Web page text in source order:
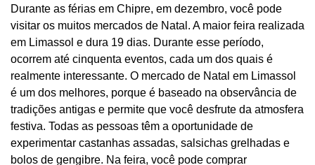
Durante as férias em Chipre, em dezembro, você pode
visitar os muitos mercados de Natal. A maior feira realizada
em Limassol e dura 19 dias. Durante esse período,
ocorrem até cinquenta eventos, cada um dos quais é
realmente interessante. O mercado de Natal em Limassol
é um dos melhores, porque é baseado na observância de
tradições antigas e permite que você desfrute da atmosfera
festiva. Todas as pessoas têm a oportunidade de
experimentar castanhas assadas, salsichas grelhadas e
bolos de gengibre. Na feira, você pode comprar